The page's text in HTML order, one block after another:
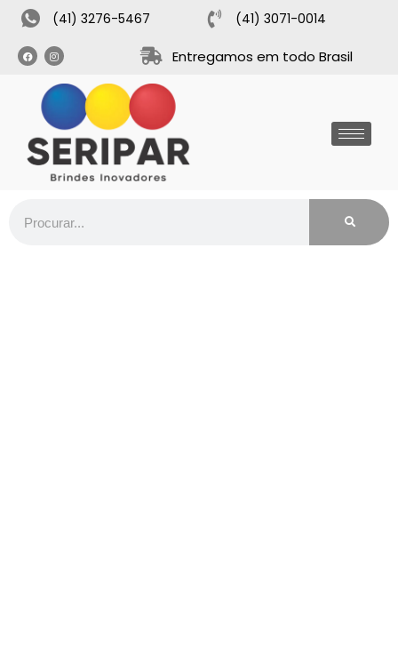
(41) 3276-5467 (41) 3071-0014
Entregamos em todo Brasil